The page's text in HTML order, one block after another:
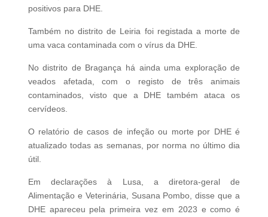
positivos para DHE.
Também no distrito de Leiria foi registada a morte de
uma vaca contaminada com o vírus da DHE.
No distrito de Bragança há ainda uma exploração de
veados afetada, com o registo de três animais
contaminados, visto que a DHE também ataca os
cervídeos.
O relatório de casos de infeção ou morte por DHE é
atualizado todas as semanas, por norma no último dia
útil.
Em declarações à Lusa, a diretora-geral de
Alimentação e Veterinária, Susana Pombo, disse que a
DHE apareceu pela primeira vez em 2023 e como é